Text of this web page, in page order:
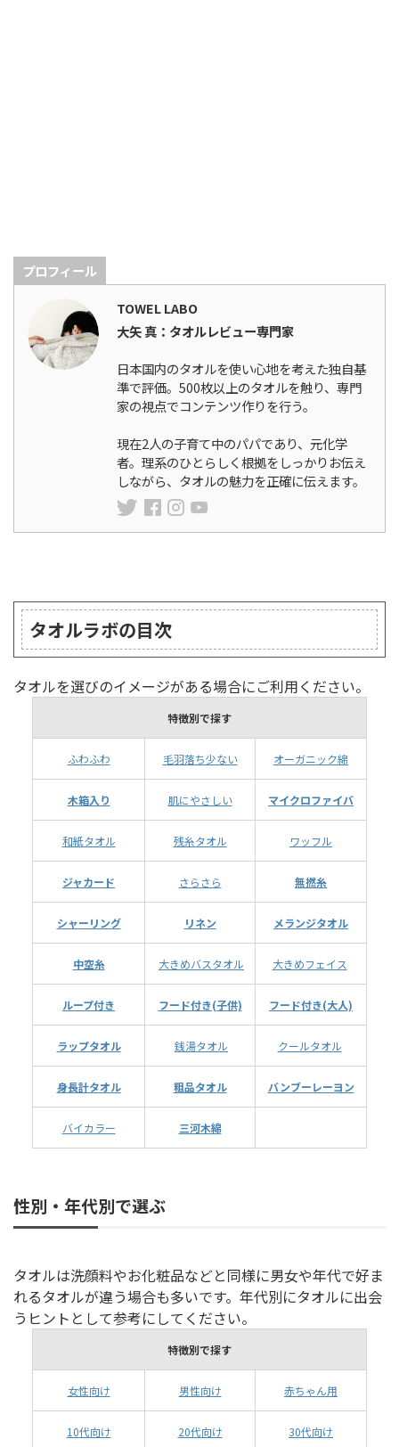
プロフィール
TOWEL LABO
大矢 真：タオルレビュー専門家
日本国内のタオルを使い心地を考えた独自基
準で評価。500枚以上のタオルを触り、専門
家の視点でコンテンツ作りを行う。
現在2人の子育て中のパパであり、元化学
者。理系のひとらしく根拠をしっかりお伝え
しながら、タオルの魅力を正確に伝えます。
タオルラボの目次
タオルを選びのイメージがある場合にご利用ください。
特徴別で探す
ふわふわ 毛羽落ち少ない オーガニック綿
木箱入り 肌にやさしい マイクロファイバ
和紙タオル 残糸タオル ワッフル
ジャカード さらさら 無撚糸
シャーリング リネン メランジタオル
中空糸 大きめバスタオル 大きめフェイス
ループ付き フード付き(子供) フード付き(大人)
ラップタオル 銭湯タオル クールタオル
身長計タオル 粗品タオル バンブーレーヨン
バイカラー 三河木綿
性別・年代別で選ぶ
タオルは洗顔料やお化粧品などと同様に男女や年代で好ま
れるタオルが違う場合も多いです。年代別にタオルに出会
うヒントとして参考にしてください。
特徴別で探す
女性向け 男性向け 赤ちゃん用
10代向け 20代向け 30代向け